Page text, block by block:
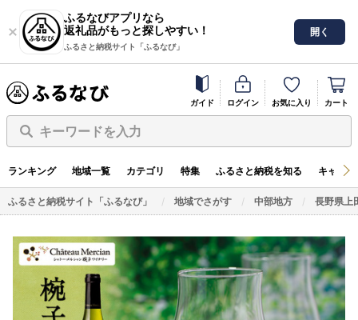
ふるなびアプリなら
返礼品がもっと探しやすい！
ふるさと納税サイト「ふるなび」
開く
ガイド ログイン お気に入り カート
キーワードを入力
ランキング 地域一覧 カテゴリ 特集 ふるさと納税を知る キャン
ふるさと納税サイト「ふるなび」 地域でさがす 中部地方 長野県上